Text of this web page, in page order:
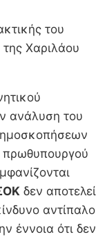
του
Χαριλάου
ανάλυση του
πρωθυπουργού
δεν αποτελεί
αντίπαλο
έννοια ότι δεν